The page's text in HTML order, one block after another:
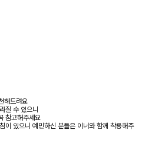
해드려요
질 수 있으니
참고해주세요
이 있으니 예민하신 분들은 이너와 함께 착용해주